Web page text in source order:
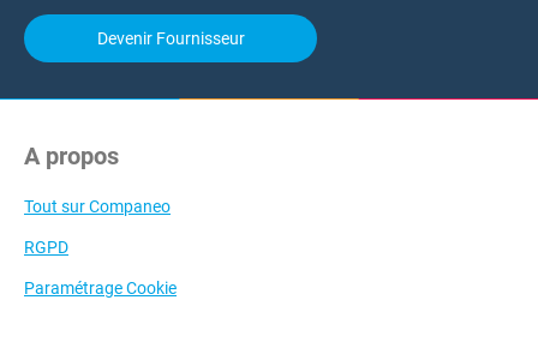
Devenir Fournisseur
A propos
Tout sur Companeo
RGPD
Paramétrage Cookie